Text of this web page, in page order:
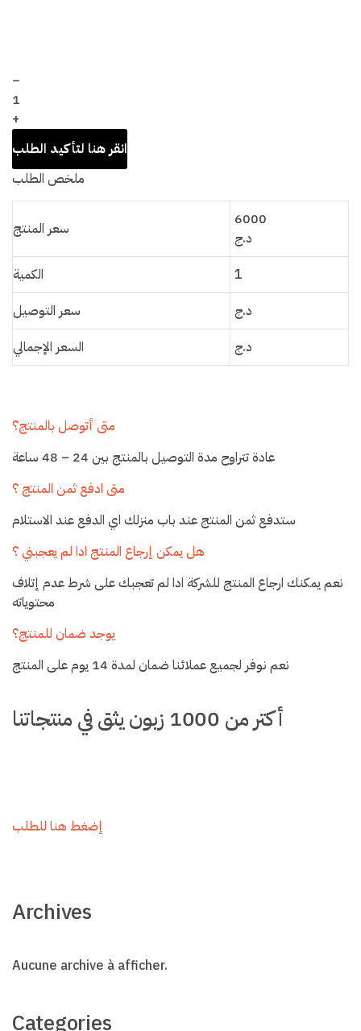
–
1
+
ملخص الطلب
سعر المنتج
6000
د.ج
الكمية
1
سعر التوصيل
د.ج
السعر الإجمالي
د.ج
متى أتوصل بالمنتج؟
عادة تتراوح مدة التوصيل بالمنتج بين 24 – 48 ساعة
متى ادفع ثمن المنتج ؟
ستدفع ثمن المنتج عند باب منزلك اي الدفع عند الاستلام
هل يمكن إرجاع المنتج ادا لم يعجبني ؟
نعم يمكنك ارجاع المنتج للشركة ادا لم تعجبك على شرط عدم إتلاف
محتوياته
يوجد ضمان للمنتج؟
نعم نوفر لجميع عملائنا ضمان لمدة 14 يوم على المنتج
أكتر من 1000 زبون يثق في منتجاتنا
إضغط هنا للطلب
Archives
Aucune archive à afficher.
Categories